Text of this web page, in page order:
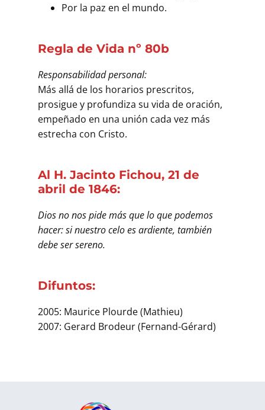
Por la paz en el mundo.
Regla de Vida nº 80b
Responsabilidad personal:
Más allá de los horarios prescritos,
prosigue y profundiza su vida de oración,
empeñado en una unión cada vez más
estrecha con Cristo.
Al H. Jacinto Fichou, 21 de
abril de 1846:
Dios no nos pide más que lo que podemos
hacer: si nuestro celo es ardiente, también
debe ser sereno.
Difuntos:
2005: Maurice Plourde (Mathieu)
2007: Gerard Brodeur (Fernand-Gérard)